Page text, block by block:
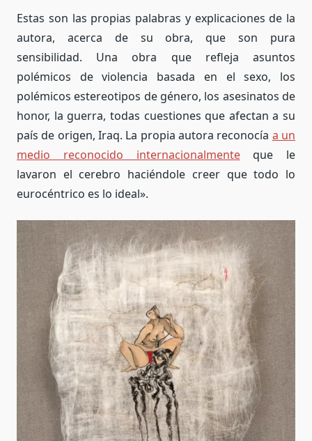
Estas son las propias palabras y explicaciones de la
autora, acerca de su obra, que son pura
sensibilidad. Una obra que refleja asuntos
polémicos de violencia basada en el sexo, los
polémicos estereotipos de género, los asesinatos de
honor, la guerra, todas cuestiones que afectan a su
país de origen, Iraq. La propia autora reconocía a un
medio reconocido internacionalmenteque le
lavaron el cerebro haciéndole creer que todo lo
eurocéntrico es lo ideal».